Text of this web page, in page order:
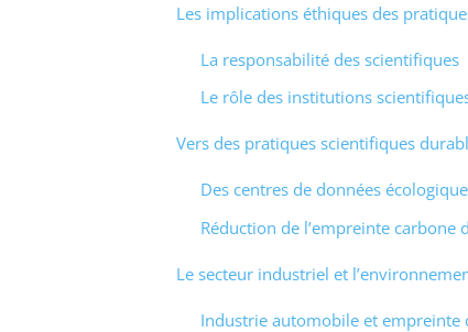
Les implications éthiques des
La responsabilité des scientifiques
Le rôle des institutions
Vers des pratiques scientifiques
Des centres de données
Réduction de l’empreinte carbone
Le secteur industriel et
Industrie automobile et empreinte